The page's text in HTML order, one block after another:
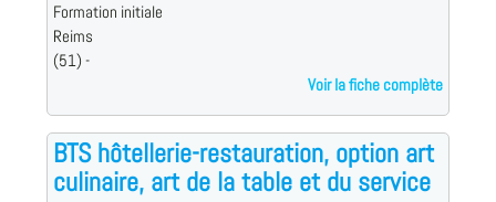
Formation initiale
Reims
(51) -
Voir la fiche complète
BTS hôtellerie-restauration, option art
culinaire, art de la table et du service